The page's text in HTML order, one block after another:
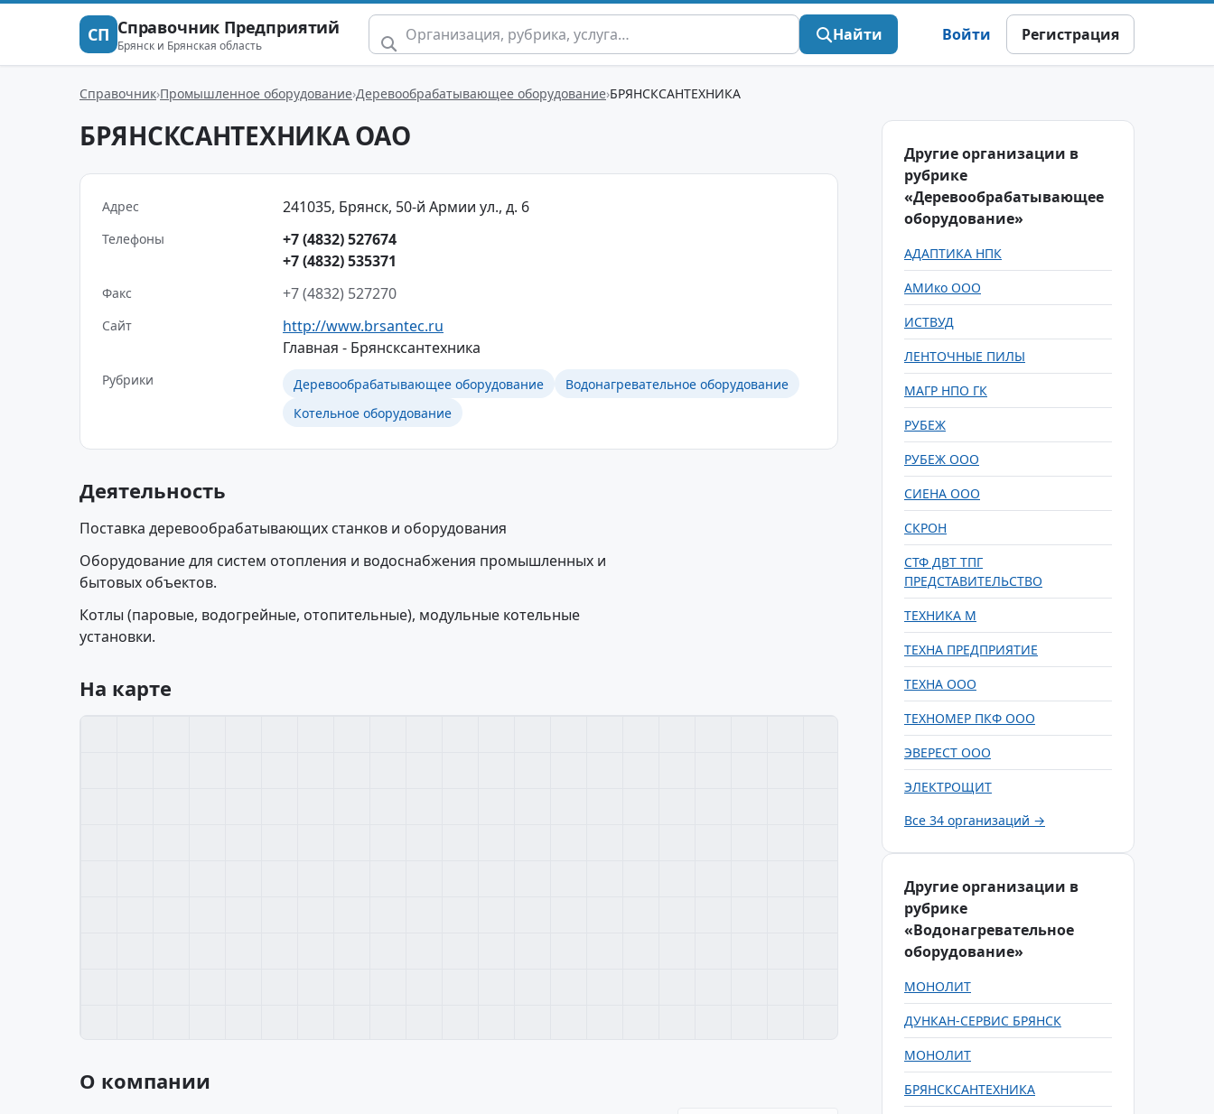
СП Справочник Предприятий
Брянск и Брянская область
Найти Войти Регистрация
Справочник Промышленное оборудование Деревообрабатывающее оборудование БРЯНСКСАНТЕХНИКА
БРЯНСКСАНТЕХНИКА ОАО
Адрес 241035, Брянск, 50-й Армии ул., д. 6
Телефоны
+7 (4832) 527674
+7 (4832) 535371
Факс +7 (4832) 527270
Сайт
http://www.brsantec.ru
Главная - Брянсксантехника
Рубрики Деревообрабатывающее оборудование
Водонагревательное оборудование
Котельное оборудование
Деятельность
Поставка деревообрабатывающих станков и оборудования
Оборудование для систем отопления и водоснабжения промышленных и
бытовых объектов.
Котлы (паровые, водогрейные, отопительные), модульные котельные
установки.
На карте
О компании
Другие организации в
рубрике
«Деревообрабатывающее
оборудование»
АДАПТИКА НПК
АМИко ООО
ИСТВУД
ЛЕНТОЧНЫЕ ПИЛЫ
МАГР НПО ГК
РУБЕЖ
РУБЕЖ ООО
СИЕНА ООО
СКРОН
СТФ ДВТ ТПГ
ПРЕДСТАВИТЕЛЬСТВО
ТЕХНИКА М
ТЕХНА ПРЕДПРИЯТИЕ
ТЕХНА ООО
ТЕХНОМЕР ПКФ ООО
ЭВЕРЕСТ ООО
ЭЛЕКТРОЩИТ
Все 34 организаций →
Другие организации в
рубрике
«Водонагревательное
оборудование»
МОНОЛИТ
ДУНКАН-СЕРВИС БРЯНСК
МОНОЛИТ
БРЯНСКСАНТЕХНИКА